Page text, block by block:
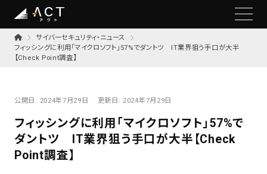
サイバーセキュリティ・ニュース
フィッシングに利用「マイクロソフト」57%でダントツ IT業界狙う手口が大半
【Check Point調査】
公開日: 2024年7月29日 更新日: 2024年7月29日
フィッシングに利用「マイクロソフト」57%で
ダントツ IT業界狙う手口が大半【Check
Point調査】